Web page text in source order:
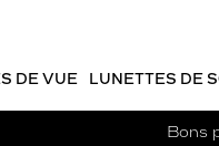
DE VUE LUNETTES DE
Bons